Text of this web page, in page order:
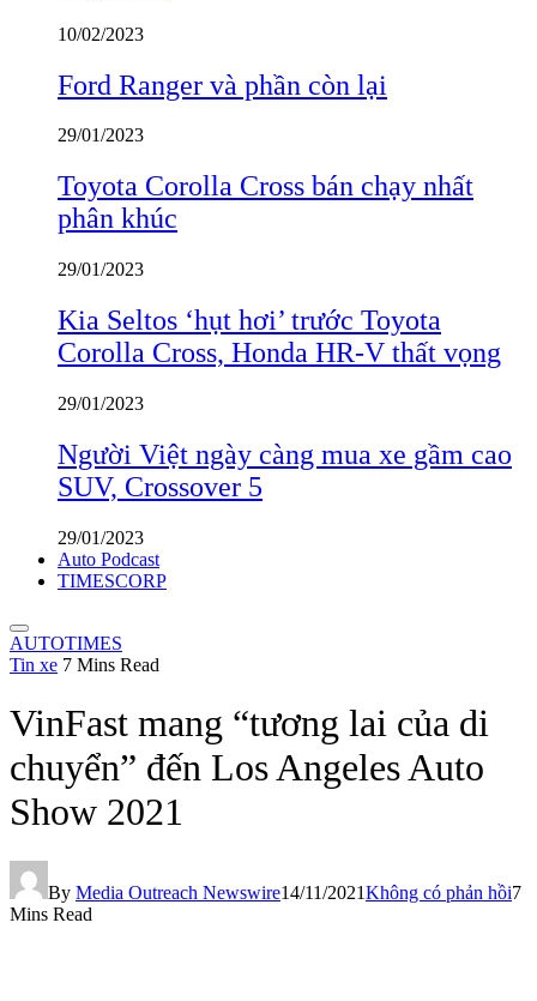
10/02/2023
Ford Ranger và phần còn lại
29/01/2023
Toyota Corolla Cross bán chạy nhất
phân khúc
29/01/2023
Kia Seltos ‘hụt hơi’ trước Toyota
Corolla Cross, Honda HR-V thất vọng
29/01/2023
Người Việt ngày càng mua xe gầm cao
SUV, Crossover 5
29/01/2023
Auto Podcast
TIMESCORP
AUTOTIMES
Tin xe 7 Mins Read
VinFast mang “tương lai của di
chuyển” đến Los Angeles Auto
Show 2021
By Media Outreach Newswire14/11/2021Không có phản hồi7
Mins Read